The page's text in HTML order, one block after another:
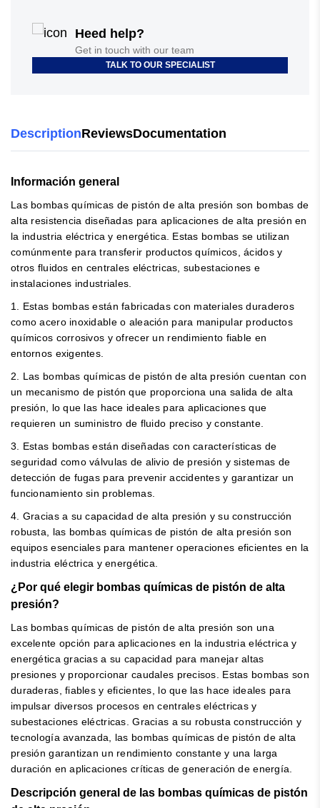
Heed help?
Get in touch with our team
TALK TO OUR SPECIALIST
DescriptionReviewsDocumentation
Información general
Las bombas químicas de pistón de alta presión son bombas de
alta resistencia diseñadas para aplicaciones de alta presión en
la industria eléctrica y energética. Estas bombas se utilizan
comúnmente para transferir productos químicos, ácidos y
otros fluidos en centrales eléctricas, subestaciones e
instalaciones industriales.
1. Estas bombas están fabricadas con materiales duraderos
como acero inoxidable o aleación para manipular productos
químicos corrosivos y ofrecer un rendimiento fiable en
entornos exigentes.
2. Las bombas químicas de pistón de alta presión cuentan con
un mecanismo de pistón que proporciona una salida de alta
presión, lo que las hace ideales para aplicaciones que
requieren un suministro de fluido preciso y constante.
3. Estas bombas están diseñadas con características de
seguridad como válvulas de alivio de presión y sistemas de
detección de fugas para prevenir accidentes y garantizar un
funcionamiento sin problemas.
4. Gracias a su capacidad de alta presión y su construcción
robusta, las bombas químicas de pistón de alta presión son
equipos esenciales para mantener operaciones eficientes en la
industria eléctrica y energética.
¿Por qué elegir bombas químicas de pistón de alta
presión?
Las bombas químicas de pistón de alta presión son una
excelente opción para aplicaciones en la industria eléctrica y
energética gracias a su capacidad para manejar altas
presiones y proporcionar caudales precisos. Estas bombas son
duraderas, fiables y eficientes, lo que las hace ideales para
impulsar diversos procesos en centrales eléctricas y
subestaciones eléctricas. Gracias a su robusta construcción y
tecnología avanzada, las bombas químicas de pistón de alta
presión garantizan un rendimiento constante y una larga
duración en aplicaciones críticas de generación de energía.
Descripción general de las bombas químicas de pistón